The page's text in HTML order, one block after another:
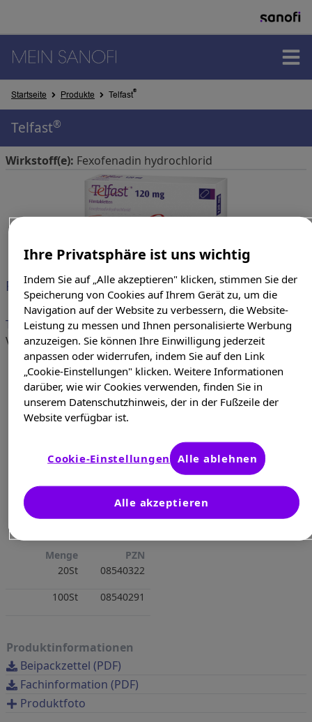
SUCHERGEBNISSE
Startseite Produkte Telfast®
Telfast®
Wirkstoff(e): Fexofenadin hydrochlorid
Produkte & Darreichungsform
TELFAST 120 mg Filmtabletten
verschreibungspflichtig
Menge
PZN
20St
08540322
100St
08540291
Produktinformationen
Beipackzettel (PDF)
Fachinformation (PDF)
Produktfoto
Ihre Privatsphäre ist uns wichtig
Indem Sie auf „Alle akzeptieren" klicken, stimmen Sie der
Speicherung von Cookies auf Ihrem Gerät zu, um die
Navigation auf der Website zu verbessern, die Website-
Leistung zu messen und Ihnen personalisierte Werbung
anzuzeigen. Sie können Ihre Einwilligung jederzeit
anpassen oder widerrufen, indem Sie auf den Link
„Cookie-Einstellungen" klicken. Weitere Informationen
darüber, wie wir Cookies verwenden, finden Sie in
unserem Datenschutzhinweis, der in der Fußzeile der
Website verfügbar ist.
Cookie-Einstellungen
Alle akzeptieren
Alle ablehnen